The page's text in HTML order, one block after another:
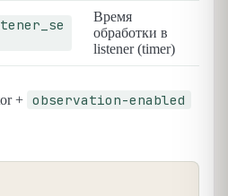
Время
обработки в
listener (timer)
+ observation-enabled